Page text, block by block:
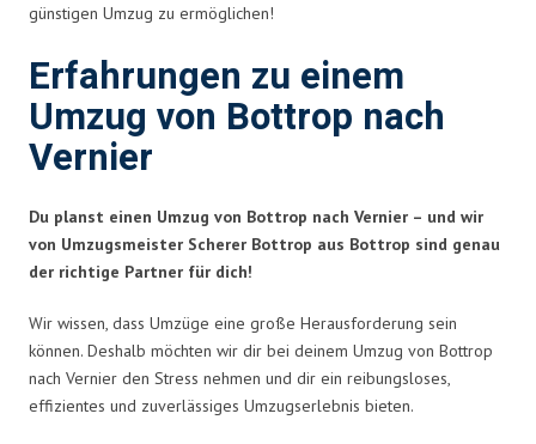
günstigen Umzug zu ermöglichen!
Erfahrungen zu einem
Umzug von Bottrop nach
Vernier
Du planst einen Umzug von Bottrop nach Vernier – und wir
von Umzugsmeister Scherer Bottrop aus Bottrop sind genau
der richtige Partner für dich!
Wir wissen, dass Umzüge eine große Herausforderung sein
können. Deshalb möchten wir dir bei deinem Umzug von Bottrop
nach Vernier den Stress nehmen und dir ein reibungsloses,
effizientes und zuverlässiges Umzugserlebnis bieten.